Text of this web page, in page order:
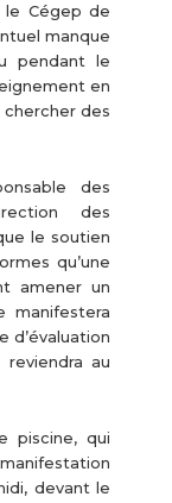
le Cégep de
manque
pendant le
en
des
des
des
le soutien
qu’une
amener un
manifestera
d’évaluation
reviendra au
piscine, qui
devant le